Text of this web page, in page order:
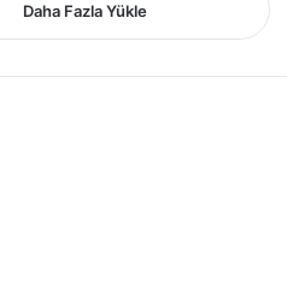
Daha Fazla Yükle